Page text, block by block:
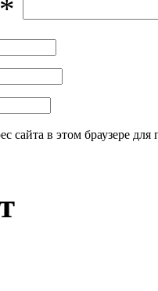
*
сайта в этом браузере